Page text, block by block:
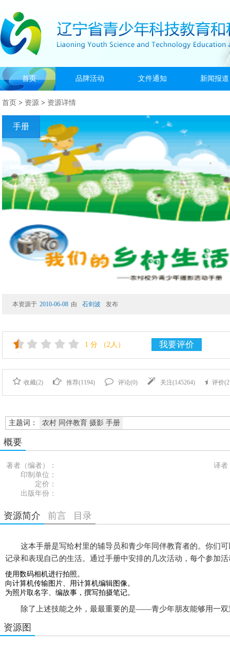
首页 品牌活动 文件通知 新闻报道
首页 > 资源 > 资源详情
本资源于 2010-06-08 由 石剑波 发布
手册
1 分 （2人） 我要评价
收藏(2) 推荐(1194) 评论(0) 关注(145264) 评价(2
主题词： 农村 同伴教育 摄影 手册
概要
著者（编者）：
译者
印制单位：
定价：
出版年份：
资源简介 前言 目录
这本手册是写给村里的辅导员和青少年同伴教育者的。你们可
记录和表现自己的生活。通过手册中安排的几次活动，每个参加
使用数码相机进行拍照。
向计算机传输图片、用计算机编辑图像。
为照片取名字、编故事，撰写拍摄笔记。
除了上述技能之外，最最重要的是——青少年朋友能够用一双
资源图